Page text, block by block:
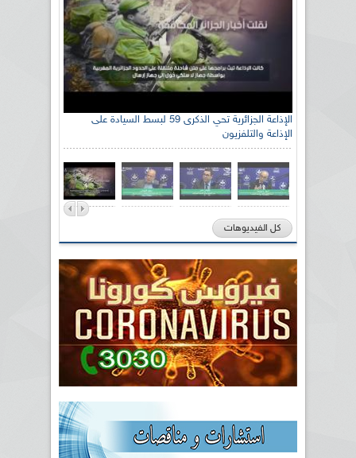
الإذاعة الجزائرية تحي الذكرى 59 لبسط السيادة على
الإذاعة والتلفزيون
رئيس اللجنة الوطنية الجزائرية للتضامن مع الشعب
الصحراوي السيد سعيد العياشي
كل الفيديوهات